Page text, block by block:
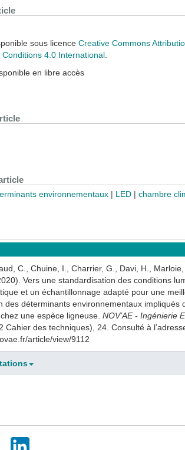
sous licence Creative Commons
4.0 International.
en libre accès
environnementaux LED chambre
C., Chuine, I., Charrier, G., Davi, H.,
Vers une standardisation des conditions
et un échantillonnage adapté pour une
des déterminants environnementaux impliqués
une espèce ligneuse. NOV’AE - Ingénierie
Cahier des techniques), 24. Consulté à
article/view/9112